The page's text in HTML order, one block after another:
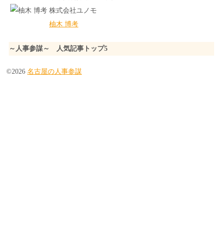
株式会社ユノモ
柚木 博考
～人事参謀～ 人気記事トップ5
©2026 名古屋の人事参謀